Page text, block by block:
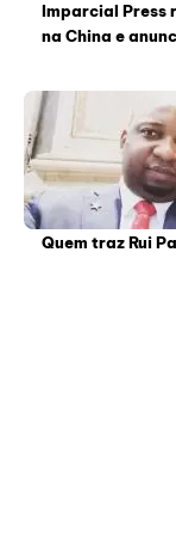
Imparcial Press
na China e
Quem traz Rui